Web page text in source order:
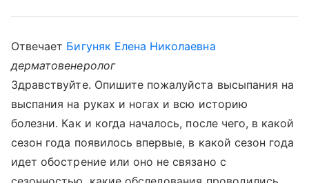
Отвечает Бигуняк Елена Николаевна
дерматовенеролог
Здравствуйте. Опишите пожалуйста высыпания на
выспания на руках и ногах и всю историю
болезни. Как и когда началось, после чего, в какой
сезон года появилось впервые, в какой сезон года
идет обострение или оно не связано с